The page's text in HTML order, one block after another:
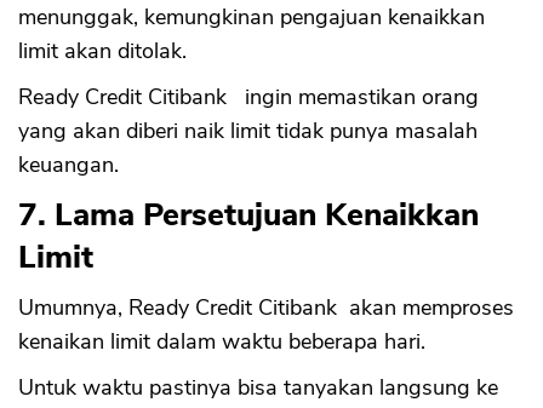
menunggak, kemungkinan pengajuan kenaikkan
limit akan ditolak.
Ready Credit Citibank ingin memastikan orang
yang akan diberi naik limit tidak punya masalah
keuangan.
7. Lama Persetujuan Kenaikkan
Limit
Umumnya, Ready Credit Citibank akan memproses
kenaikan limit dalam waktu beberapa hari.
Untuk waktu pastinya bisa tanyakan langsung ke